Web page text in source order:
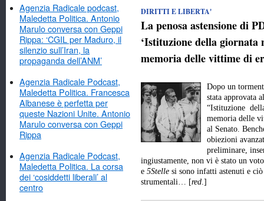
Agenzia Radicale podcast,
Maledetta Politica. Antonio
Marulo conversa con Geppi
Rippa: ‘CGIL per Maduro, il
silenzio sull’Iran, la
propaganda dell’ANM’
Agenzia Radicale Podcast,
Maledetta Politica. Francesca
Albanese è perfetta per
queste Nazioni Unite. Antonio
Marulo conversa con Geppi
Rippa
Agenzia Radicale Podcast,
Maledetta Politica. La corsa
dei ‘cosiddetti liberali’ al
centro
DIRITTI E LIBERTA'
La penosa astensione di
‘Istituzione della
memoria delle vittime di
Dopo un
stata approvata
“Istituzione
memoria delle
al Senato.
obiezioni
preliminare,
ingiustamente, non vi è stato un
e 5Stelle si sono infatti astenuti e
strumentali… [red.]